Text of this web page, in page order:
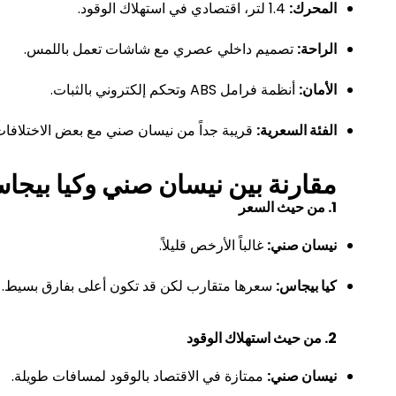
المحرك:
الراحة: تصميم داخلي عصري مع شاشات تعمل باللمس.
الأمان: أنظمة فرامل ABS وتحكم إلكتروني بالثبات.
الفئة السعرية: قريبة جداً من نيسان صني مع بعض
مقارنة بين نيسان صني وكيا
1. من حيث السعر
نيسان صني: غالباً الأرخص قليلاً.
كيا بيجاس: سعرها متقارب لكن قد تكون أعلى بفارق بسيط.
2. من حيث استهلاك الوقود
نيسان صني: ممتازة في الاقتصاد بالوقود لمسافات طويلة.